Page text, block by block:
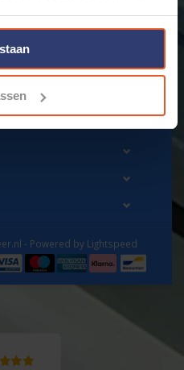
- Powered by Lightspeed